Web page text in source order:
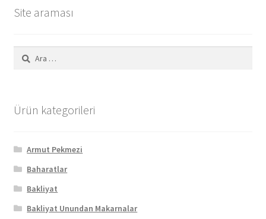
Site araması
Arama:
Ürün kategorileri
Armut Pekmezi
Baharatlar
Bakliyat
Bakliyat Unundan Makarnalar